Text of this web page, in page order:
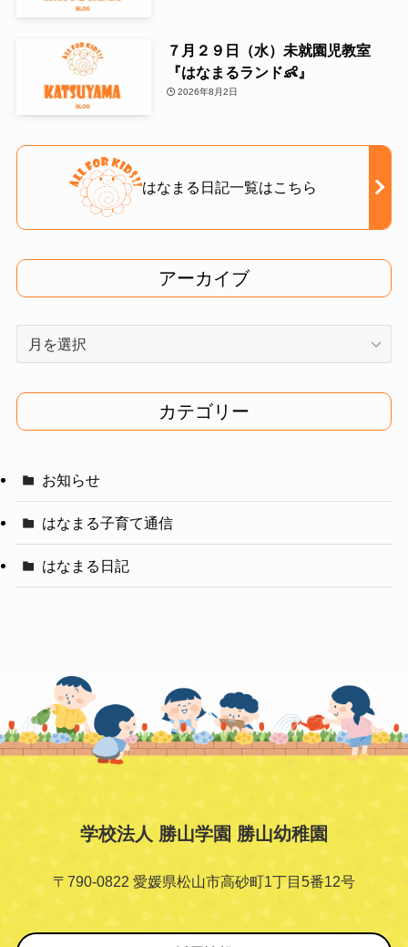
７月２９日（水）未就園児教室
『はなまるランド👶』
2026年8月2日
はなまる日記一覧はこちら
アーカイブ
イ
ブ
カテゴリー
お知らせ
はなまる子育て通信
はなまる日記
学校法人 勝山学園 勝山幼稚園
〒790-0822 愛媛県松山市高砂町1丁目5番12号